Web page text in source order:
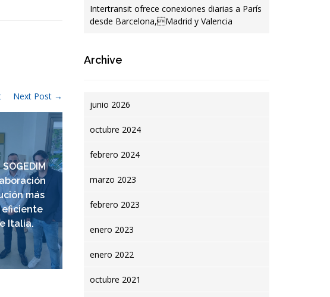
Next Post →
más
eficiente
Italia.
E-commerce, negocio
presente y futuro
Intertransit ofrece conexiones diarias a París
desde Barcelona,Madrid y Valencia
Archive
junio 2026
octubre 2024
febrero 2024
marzo 2023
febrero 2023
enero 2023
enero 2022
octubre 2021